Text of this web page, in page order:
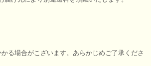
る場合がこざいます。あらかじめご了承くださ